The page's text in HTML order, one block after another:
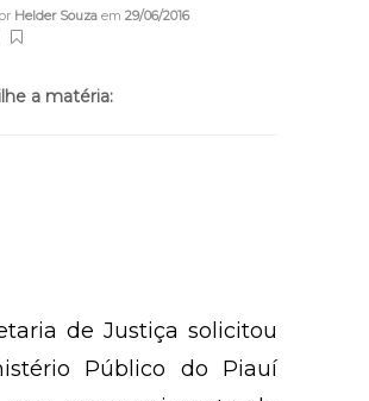
Helder Souza em 29/06/2016
a matéria:
de Justiça solicitou
Público do Piauí